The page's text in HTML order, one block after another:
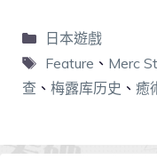
日本遊戲
Feature 、 Merc
查 、 梅露库历史 、 癒